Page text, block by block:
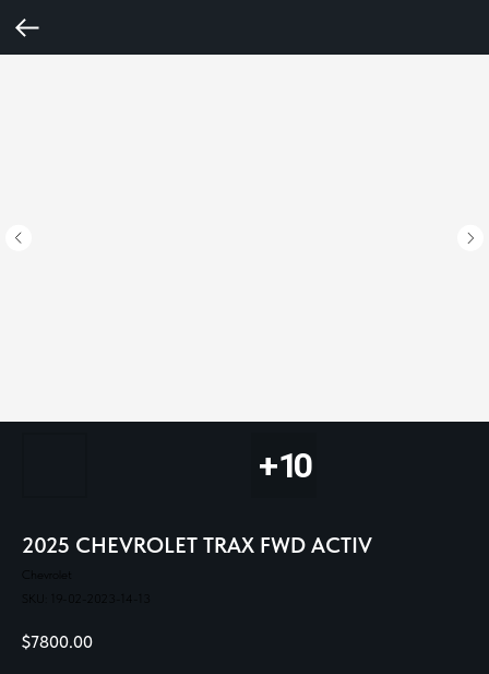
2025 CHEVROLET TRAX FWD ACTIV
Chevrolet
SKU:
19-02-2023-14-13
$7800.00